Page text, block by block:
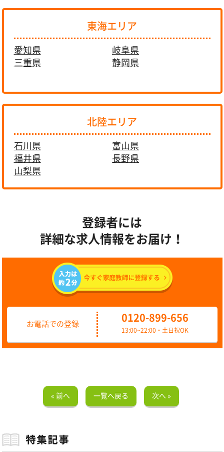
東海エリア
愛知県
岐阜県
三重県
静岡県
北陸エリア
石川県
富山県
福井県
長野県
山梨県
登録者には
詳細な求人情報をお届け！
お電話での登録
0120-899-656
13:00~22:00・土日祝OK
« 前へ 一覧へ戻る 次へ »